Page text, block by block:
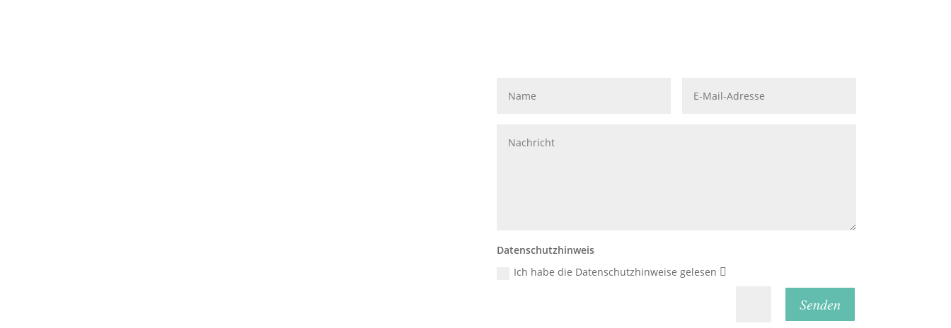
Datenschutzhinweis
Ich habe die Datenschutzhinweise gelesen
Senden